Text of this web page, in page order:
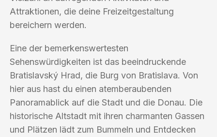
Attraktionen, die deine Freizeitgestaltung
bereichern werden.
Eine der bemerkenswertesten
Sehenswürdigkeiten ist das beeindruckende
Bratislavský Hrad, die Burg von Bratislava. Von
hier aus hast du einen atemberaubenden
Panoramablick auf die Stadt und die Donau. Die
historische Altstadt mit ihren charmanten Gassen
und Plätzen lädt zum Bummeln und Entdecken